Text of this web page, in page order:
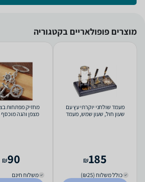
מוצרים פופולאריים בקטגוריה
מעמד שולחני יוקרתי עץ עם
שעון חול, שעון שמש, מעמד
185
₪
כולל משלוח (₪25)
מחזיק מפתחות
מצפן והגה מוכסף 187658
90
₪
משלוח חינם